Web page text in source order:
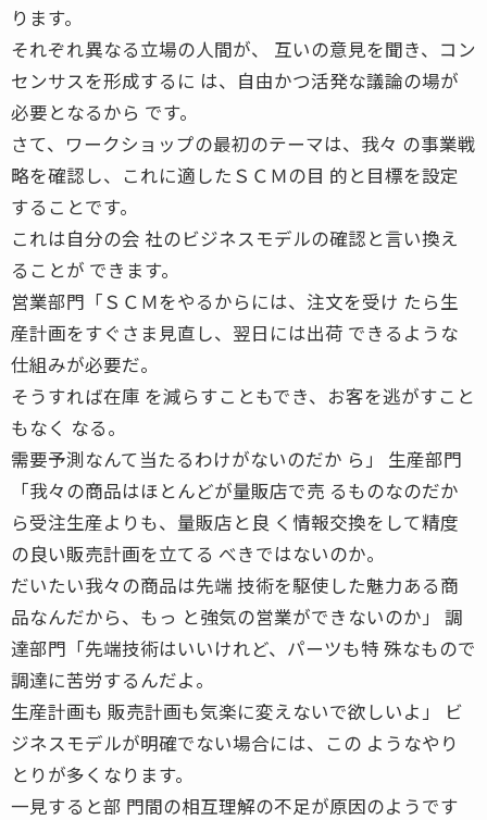
ります。
それぞれ異なる立場の人間が、 互いの意見を聞き、コン
センサスを形成するに は、自由かつ活発な議論の場が
必要となるから です。
さて、ワークショップの最初のテーマは、我々 の事業戦
略を確認し、これに適したＳＣＭの目 的と目標を設定
することです。
これは自分の会 社のビジネスモデルの確認と言い換え
ることが できます。
営業部門「ＳＣＭをやるからには、注文を受け たら生
産計画をすぐさま見直し、翌日には出荷 できるような
仕組みが必要だ。
そうすれば在庫 を減らすこともでき、お客を逃がすこと
もなく なる。
需要予測なんて当たるわけがないのだか ら」 生産部門
「我々の商品はほとんどが量販店で売 るものなのだか
ら受注生産よりも、量販店と良 く情報交換をして精度
の良い販売計画を立てる べきではないのか。
だいたい我々の商品は先端 技術を駆使した魅力ある商
品なんだから、もっ と強気の営業ができないのか」 調
達部門「先端技術はいいけれど、パーツも特 殊なもので
調達に苦労するんだよ。
生産計画も 販売計画も気楽に変えないで欲しいよ」 ビ
ジネスモデルが明確でない場合には、この ようなやり
とりが多くなります。
一見すると部 門間の相互理解の不足が原因のようです